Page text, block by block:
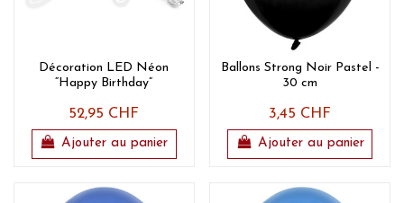
Décoration LED Néon
“Happy Birthday”
52,95 CHF
Ajouter au panier
Ballons Strong Noir Pastel -
30 cm
3,45 CHF
Ajouter au panier